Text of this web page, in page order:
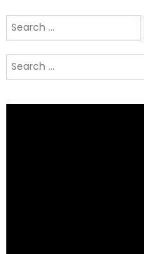
Search
for:
Search
for: